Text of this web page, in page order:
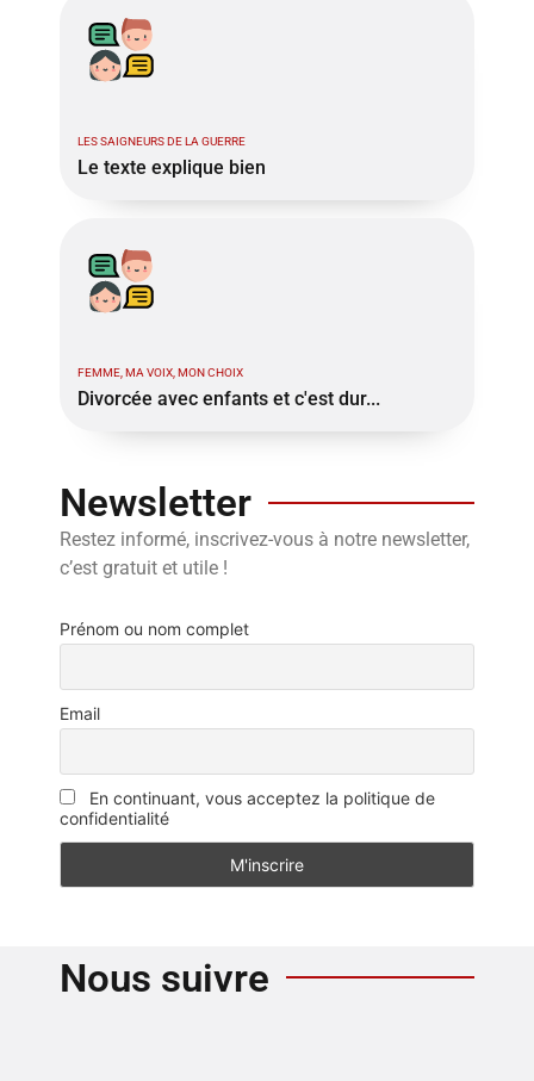
LES SAIGNEURS DE LA GUERRE
Le texte explique bien
FEMME, MA VOIX, MON CHOIX
Divorcée avec enfants et c'est dur...
Newsletter
Restez informé, inscrivez-vous à notre newsletter,
c’est gratuit et utile !
Prénom ou nom complet
Email
En continuant, vous acceptez la politique de
confidentialité
Nous suivre